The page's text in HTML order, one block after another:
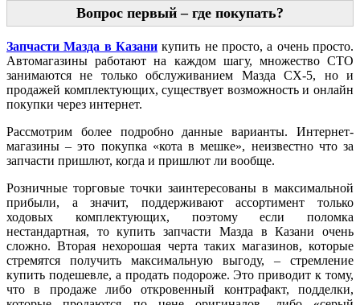
Вопрос первый – где покупать?
Запчасти Мазда в Казани купить не просто, а очень просто.
Автомагазины работают на каждом шагу, множество СТО
занимаются не только обслуживанием Мазда CX-5, но и
продажей комплектующих, существует возможность и онлайн
покупки через интернет.
Рассмотрим более подробно данные варианты. Интернет-
магазины – это покупка «кота в мешке», неизвестно что за
запчасти пришлют, когда и пришлют ли вообще.
Розничные торговые точки заинтересованы в максимальной
прибыли, а значит, поддерживают ассортимент только
ходовых комплектующих, поэтому если поломка
нестандартная, то купить запчасти Мазда в Казани очень
сложно. Вторая нехорошая черта таких магазинов, которые
стремятся получить максимальную выгоду, – стремление
купить подешевле, а продать подороже. Это приводит к тому,
что в продаже либо откровенный контрафакт, подделки,